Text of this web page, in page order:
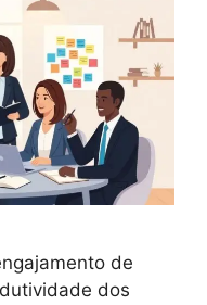
de
dos